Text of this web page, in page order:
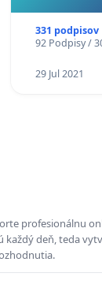
331 podpisov
92 Podpisy /
29 Jul 2021
profesionálnu
deň, teda